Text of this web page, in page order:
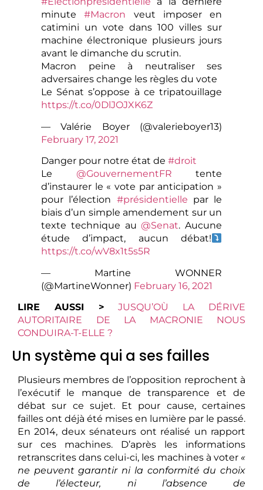
minute#Macron veut imposer en
catimini un vote dans 100 villes sur
machine électronique plusieurs jours
avant le dimanche du scrutin.
Macron peine à neutraliser ses
adversaires change les règles du vote
Le Sénat s’oppose à ce tripatouillage
https://t.co/0DlJOJXK6Z
— Valérie Boyer (@valerieboyer13)
February 17, 2021
Danger pour notre état de #droit
Le @GouvernementFR tente
d’instaurer le « vote par anticipation »
pour l’élection #présidentielle par le
biais d’un simple amendement sur un
texte technique au@Senat. Aucune
étude d’impact, aucun débat!
https://t.co/wV8x1t5s5R
— Martine WONNER
(@MartineWonner) February 16, 2021
LIRE AUSSI >
JUSQU’OÙ LA DÉRIVE
AUTORITAIRE DE LA MACRONIE NOUS
CONDUIRA-T-ELLE ?
Un système qui a ses failles
Plusieurs membres de l’opposition reprochent à
l’exécutif le manque de transparence et de
débat sur ce sujet. Et pour cause, certaines
failles ont déjà été mises en lumière par le passé.
En 2014, deux sénateurs ont réalisé un rapport
sur ces machines. D’après les informations
retranscrites dans celui-ci, les machines à voter «
ne peuvent garantir ni la conformité du choix
de l’électeur, ni l’absence de